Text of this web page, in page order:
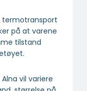
termotransport
på at varene
tilstand
vil variere